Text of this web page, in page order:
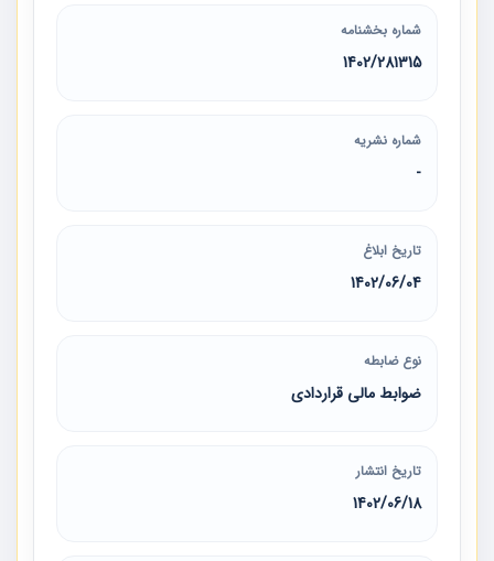
شماره بخشنامه
1402/281315
شماره نشریه
-
تاریخ ابلاغ
1402/06/04
نوع ضابطه
ضوابط مالی قراردادی
تاریخ انتشار
1402/06/18